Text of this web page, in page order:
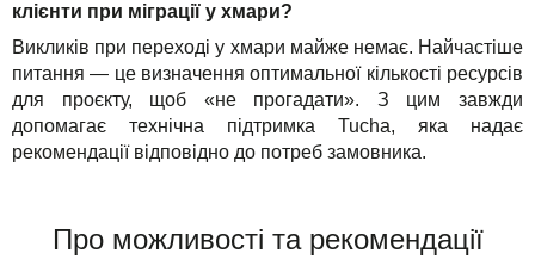
клієнти при міграції у хмари?
Викликів при переході у хмари майже немає. Найчастіше
питання — це визначення оптимальної кількості ресурсів
для проєкту, щоб «не прогадати». З цим завжди
допомагає технічна підтримка Tucha, яка надає
рекомендації відповідно до потреб замовника.
Про можливості та рекомендації